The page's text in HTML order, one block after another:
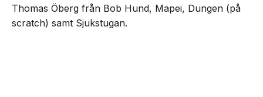
Thomas Öberg från Bob Hund, Mapei, Dungen (på
scratch) samt Sjukstugan.